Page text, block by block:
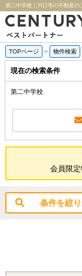
第二中学校｜川口市の不動産の
TOPページ > 物件検索
現在の検索条件
第二中学校
会員限
条件を絞